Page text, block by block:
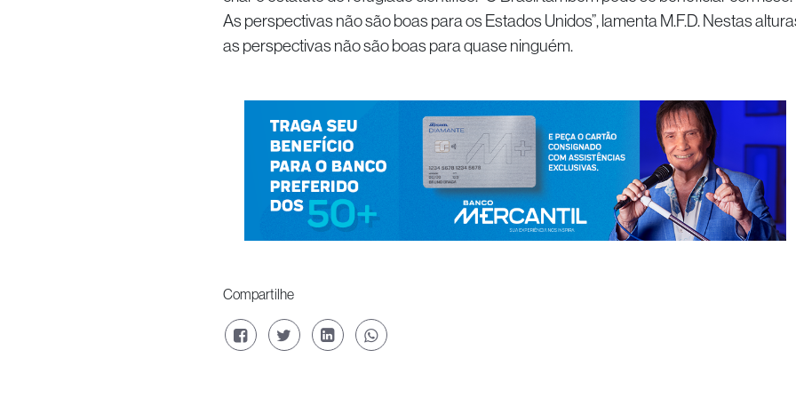
As perspectivas não são boas para os Estados Unidos”, lamenta M.F.D. Nestas
as perspectivas não são boas para quase ninguém.
Compartilhe